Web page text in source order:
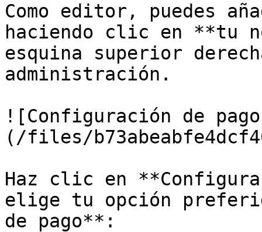
Como editor, puedes
haciendo clic en **tu
esquina superior
administración.
![Configuración de
(/files/
Haz clic en
elige tu opción
de pago**: